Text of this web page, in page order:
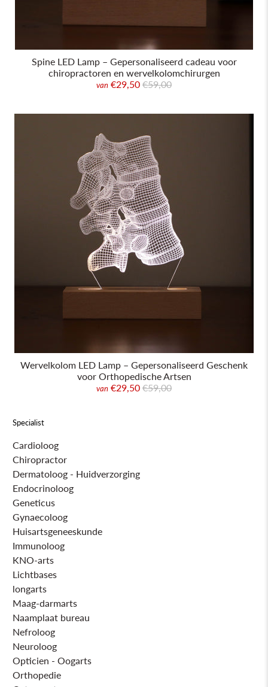
Specialist
Cardioloog
Chiropractor
Dermatoloog - Huidverzorging
Endocrinoloog
Geneticus
Gynaecoloog
Huisartsgeneeskunde
Immunoloog
KNO-arts
Lichtbases
longarts
Maag-darmarts
Naamplaat bureau
Nefroloog
Neuroloog
Opticien - Oogarts
Orthopedie
Spine LED Lamp – Gepersonaliseerd cadeau voor
chiropractoren en wervelkolomchirurgen
van €29,50 €59,00
Wervelkolom LED Lamp – Gepersonaliseerd Geschenk
voor Orthopedische Artsen
van €29,50 €59,00